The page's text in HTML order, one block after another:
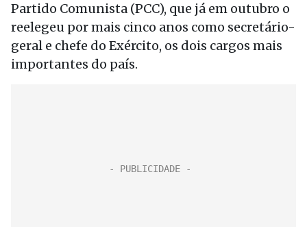
Partido Comunista (PCC), que já em outubro o
reelegeu por mais cinco anos como secretário-
geral e chefe do Exército, os dois cargos mais
importantes do país.